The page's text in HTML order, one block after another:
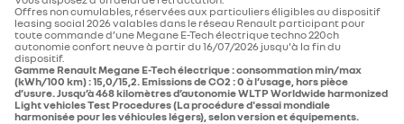
Offres non cumulables, réservées aux particuliers éligibles au dispositif
leasing social 2026 valables dans le réseau Renault participant pour
toute commande d’une Megane E-Tech électrique techno 220ch
autonomie confort​​ neuve à partir du 16/07/2026 jusqu'à la fin du
dispositif.
Gamme Renault Megane E-Tech électrique : consommation min/max
(kWh/100 km) : 15,0/15,2. Emissions de CO2 : 0 à l’usage, hors pièce
d’usure. Jusqu’à 468 kilomètres d’autonomie WLTP Worldwide harmonized
Light vehicles Test Procedures (La procédure d'essai mondiale
harmonisée pour les véhicules légers), selon version et équipements.